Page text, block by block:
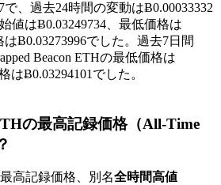
で、過去24時間の変動はɃ0.00033332
値はɃ0.03249734、最低価格は
はɃ0.03273996でした。過去7日間
Beacon ETHの最低価格は
はɃ0.03294101 でした。
の最高記録価格（All-Time
高記録価格、別名全時間高値